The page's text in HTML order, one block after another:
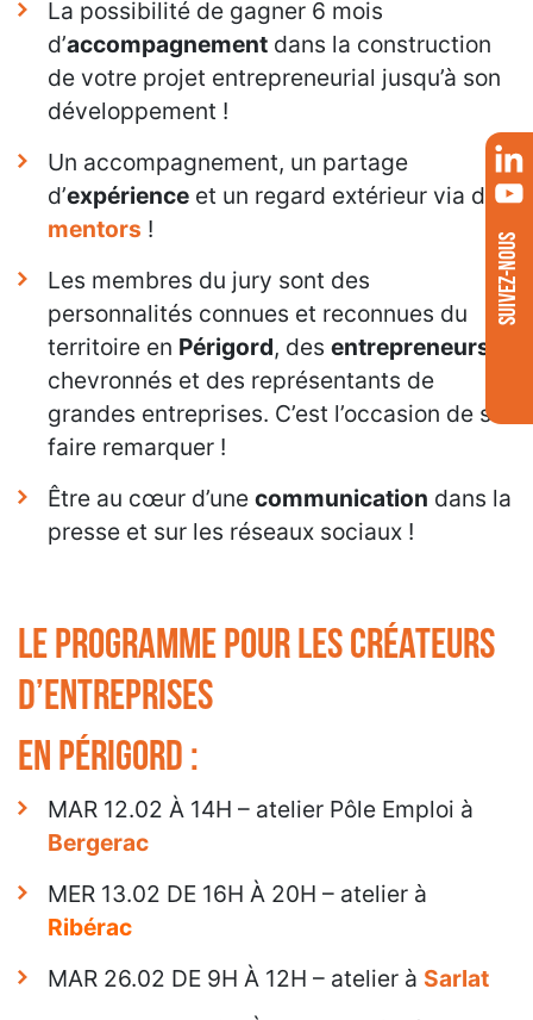
La possibilité de gagner 6 mois
d’accompagnement dans la construction
de votre projet entrepreneurial jusqu’à son
développement !
Un accompagnement, un partage
d’expérience et un regard extérieur via des
mentors !
Les membres du jury sont des
personnalités connues et reconnues du
territoire en Périgord, des entrepreneurs
chevronnés et des représentants de
grandes entreprises. C’est l’occasion de se
faire remarquer !
Être au cœur d’une communication dans la
presse et sur les réseaux sociaux !
LE PROGRAMME POUR LES CRÉATEURS
D’ENTREPRISES
EN PÉRIGORD :
MAR 12.02 À 14H – atelier Pôle Emploi à
Bergerac
MER 13.02 DE 16H À 20H – atelier à
Ribérac
MAR 26.02 DE 9H À 12H – atelier à Sarlat
SUIVEZ-NOUS